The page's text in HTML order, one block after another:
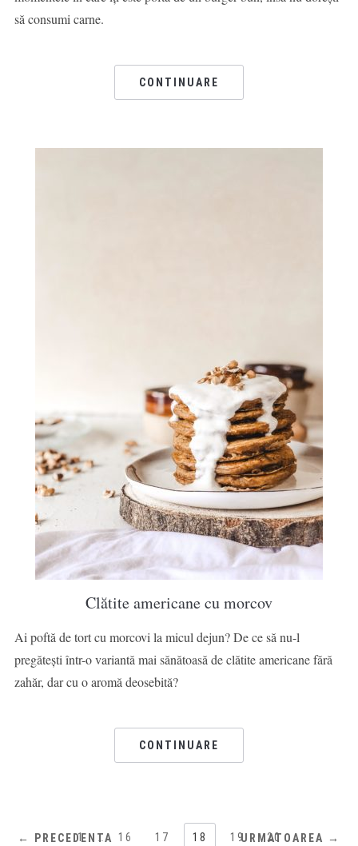
să consumi carne.
CONTINUARE
Clătite americane cu morcov
Ai poftă de tort cu morcovi la micul dejun? De ce să nu-l
pregătești într-o variantă mai sănătoasă de clătite americane fără
zahăr, dar cu o aromă deosebită?
CONTINUARE
← PRECEDENTA
1 … 16 17 18 19 20
URMATOAREA →